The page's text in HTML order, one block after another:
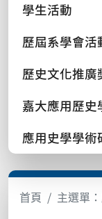
學生活動
歷屆系學會活
歷史文化推廣
嘉大應用歷史
應用史學學術
首頁 主選單